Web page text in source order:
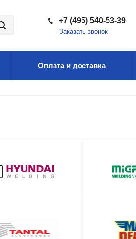
+7 (495) 540-53-39
Заказать звонок
Оплата и доставка